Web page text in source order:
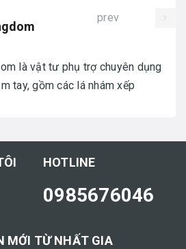
là vật tư phụ trợ chuyên dụng
tay, gồm các lá nhám xếp
prev
HOTLINE
0985676046
MỚI TỪ NHẤT GIA